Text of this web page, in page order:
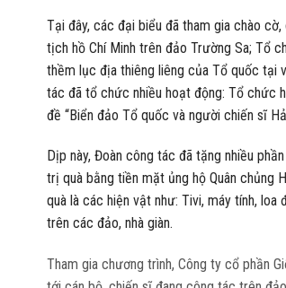
Tại đây, các đại biểu đã tham gia chào
tịch hồ Chí Minh trên đảo Trường Sa; Tổ
thềm lục địa thiêng liêng của Tổ quốc tại
tác đã tổ chức nhiều hoạt động: Tổ chức
đề “Biển đảo Tổ quốc và người chiến sĩ
Dịp này, Đoàn công tác đã tặng nhiều
trị quà bằng tiền mặt ủng hộ Quân chủng
quà là các hiện vật như: Tivi, máy tính,
trên các đảo, nhà giàn.
Tham gia chương trình, Công ty cổ phần